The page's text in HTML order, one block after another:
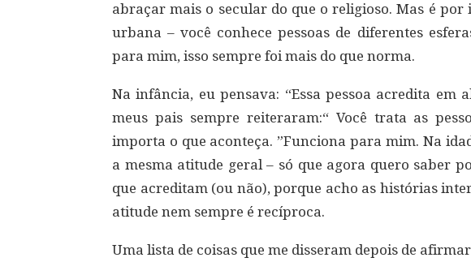
abraçar mais o secular do que o religioso. Mas é por
urbana – você conhece pessoas de diferentes
para mim, isso sempre foi mais do que norma.
Na infância, eu pensava: “Essa pessoa acredita em
meus pais sempre reiteraram:“ Você trata as
importa o que aconteça. ”Funciona para mim. Na
a mesma atitude geral – só que agora quero saber
que acreditam (ou não), porque acho as histórias
atitude nem sempre é recíproca.
Uma lista de coisas que me disseram depois de